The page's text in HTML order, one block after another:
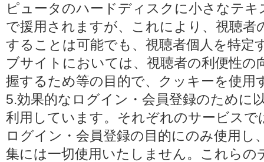
ピュータのハードディスクに小さなテ
で援用されますが、これにより、視聴
することは可能でも、視聴者個人を特定
ブサイトにおいては、視聴者の利便性の
握するため等の目的で、クッキーを使用
5.効果的なログイン・会員登録のために
利用しています。それぞれのサービス
ログイン・会員登録の目的にのみ使用し
集には一切使用いたしません。これらの